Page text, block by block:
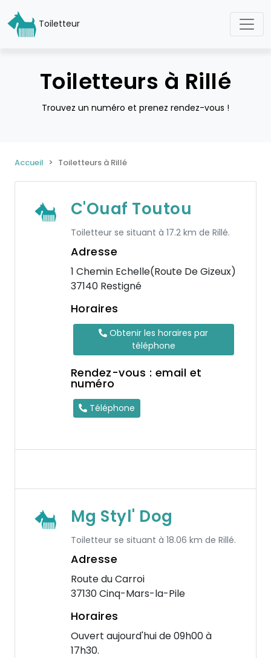
Toiletteur
Toiletteurs à Rillé
Trouvez un numéro et prenez rendez-vous !
Accueil Toiletteurs à Rillé
C'Ouaf Toutou
Toiletteur se situant à 17.2 km de Rillé.
Adresse
1 Chemin Echelle(Route De Gizeux)
37140 Restigné
Horaires
Obtenir les horaires par
téléphone
Rendez-vous : email et
numéro
Téléphone
Mg Styl' Dog
Toiletteur se situant à 18.06 km de Rillé.
Adresse
Route du Carroi
37130 Cinq-Mars-la-Pile
Horaires
Ouvert aujourd'hui de 09h00 à
17h30.